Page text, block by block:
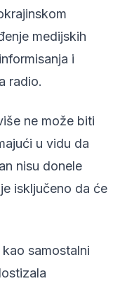
medijskih
i
radio.
ne može biti
u vidu da
nisu donele
isključeno da će
samostalni